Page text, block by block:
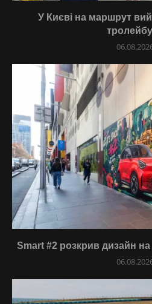
У Києві на маршрут
Smart #2 розкрив дизайн